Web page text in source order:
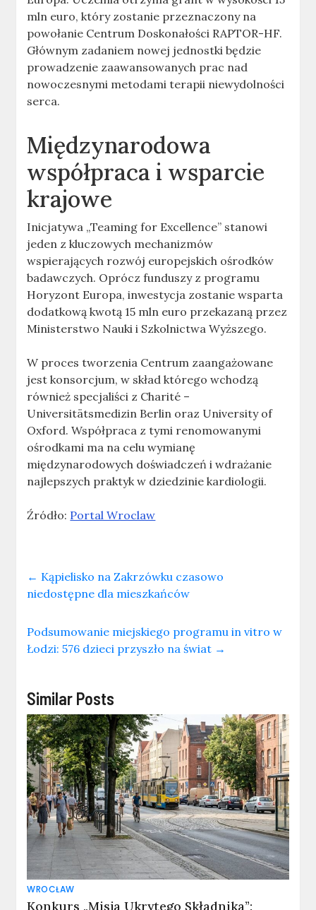
mln euro, który zostanie przeznaczony na
powołanie Centrum Doskonałości RAPTOR-HF.
Głównym zadaniem nowej jednostki będzie
prowadzenie zaawansowanych prac nad
nowoczesnymi metodami terapii niewydolności
serca.
Międzynarodowa
współpraca i wsparcie
krajowe
Inicjatywa „Teaming for Excellence” stanowi
jeden z kluczowych mechanizmów
wspierających rozwój europejskich ośrodków
badawczych. Oprócz funduszy z programu
Horyzont Europa, inwestycja zostanie wsparta
dodatkową kwotą 15 mln euro przekazaną przez
Ministerstwo Nauki i Szkolnictwa Wyższego.
W proces tworzenia Centrum zaangażowane
jest konsorcjum, w skład którego wchodzą
również specjaliści z Charité –
Universitätsmedizin Berlin oraz University of
Oxford. Współpraca z tymi renomowanymi
ośrodkami ma na celu wymianę
międzynarodowych doświadczeń i wdrażanie
najlepszych praktyk w dziedzinie kardiologii.
Źródło: Portal Wroclaw
← Kąpielisko na Zakrzówku czasowo
niedostępne dla mieszkańców
Podsumowanie miejskiego programu in vitro w
Łodzi: 576 dzieci przyszło na świat →
Similar Posts
WROCŁAW
Konkurs „Misja Ukrytego Składnika”: